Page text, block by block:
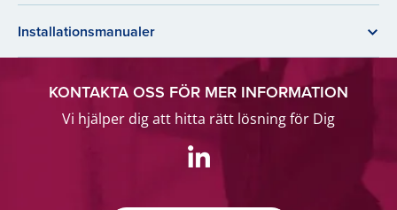
Installationsmanualer
KONTAKTA OSS FÖR MER INFORMATION
Vi hjälper dig att hitta rätt lösning för Dig